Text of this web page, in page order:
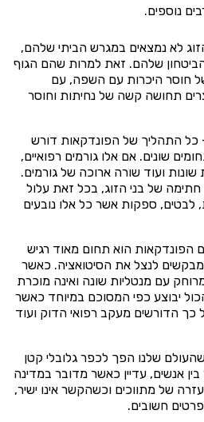
נוספים.
הזוג לא נמצאים במגרש הביתי שלהם,
שלהם. זאת למרות שהם הגוף
חוסר היכרות עם השפה, עם
תחושה קשה של נחיתות וחוסר
כל התהליך של הפונדקאות דורש
שונים. אם אלו גורמים רפואיים,
שונות ועוד שורה ארוכה של גורמים.
של בני הזוג, בכל זאת עלול
לבטים, ספקות אשר כל אלו נובעים
הפונדקאות הוא תחום מאוד רגיש
לנצל את הסיטואציה. כאשר
עם מנטליות שונה ואינה מוכרת
יבוצע כפי המסוכם במיוחד כאשר
כך הדורשים מעקב רפואי הדוק ועוד
שלנו הפך לכפר גלובלי קטן
אנשים, עדיין כאשר מדובר במדינה
של מתווכים וכשהקשר אינו ישיר,
חשובים.